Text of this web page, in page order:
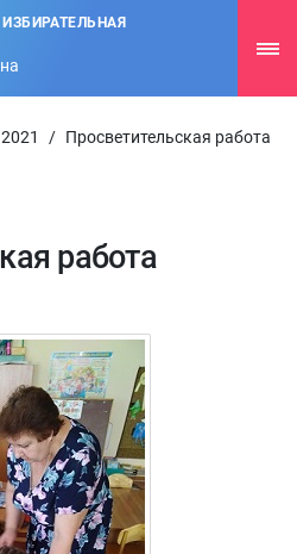
2021 / Просветительская работа
работа